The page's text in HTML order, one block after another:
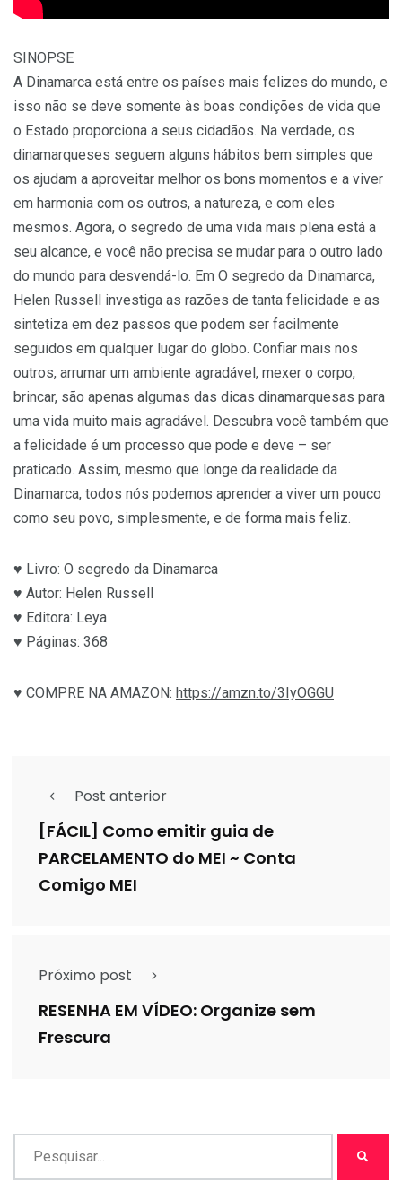
SINOPSE
A Dinamarca está entre os países mais felizes do mundo, e
isso não se deve somente às boas condições de vida que
o Estado proporciona a seus cidadãos. Na verdade, os
dinamarqueses seguem alguns hábitos bem simples que
os ajudam a aproveitar melhor os bons momentos e a viver
em harmonia com os outros, a natureza, e com eles
mesmos. Agora, o segredo de uma vida mais plena está a
seu alcance, e você não precisa se mudar para o outro lado
do mundo para desvendá-lo. Em O segredo da Dinamarca,
Helen Russell investiga as razões de tanta felicidade e as
sintetiza em dez passos que podem ser facilmente
seguidos em qualquer lugar do globo. Confiar mais nos
outros, arrumar um ambiente agradável, mexer o corpo,
brincar, são apenas algumas das dicas dinamarquesas para
uma vida muito mais agradável. Descubra você também que
a felicidade é um processo que pode e deve – ser
praticado. Assim, mesmo que longe da realidade da
Dinamarca, todos nós podemos aprender a viver um pouco
como seu povo, simplesmente, e de forma mais feliz.
♥ Livro: O segredo da Dinamarca
♥ Autor: Helen Russell
♥ Editora: Leya
♥ Páginas: 368
♥ COMPRE NA AMAZON: https://amzn.to/3IyOGGU
Post anterior
[FÁCIL] Como emitir guia de
PARCELAMENTO do MEI ~ Conta
Comigo MEI
Próximo post
RESENHA EM VÍDEO: Organize sem
Frescura